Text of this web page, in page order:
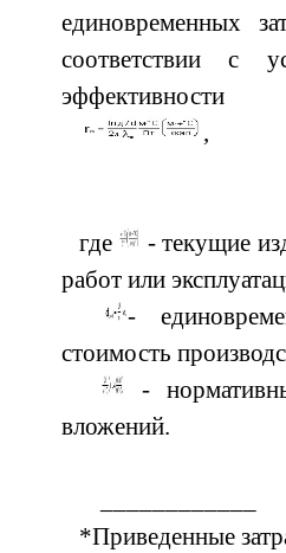
единовременных
соответствии с
эффективности
где
- текущие
работ или
-
стоимость
-
вложений.
*Приведенные